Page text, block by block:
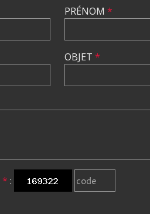
PRÉNOM *
OBJET *
* :